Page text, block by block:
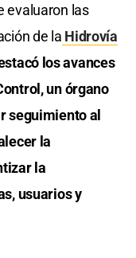
evaluaron las
de la Hidrovía
los avances
un órgano
seguimiento al
la
la
usuarios y